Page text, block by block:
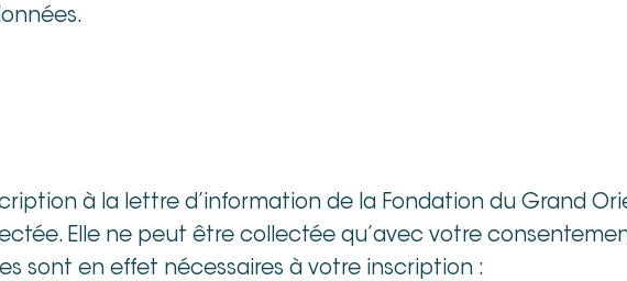
à la lettre d’information de la Fondation du Grand
Elle ne peut être collectée qu’avec votre
sont en effet nécessaires à votre inscription :